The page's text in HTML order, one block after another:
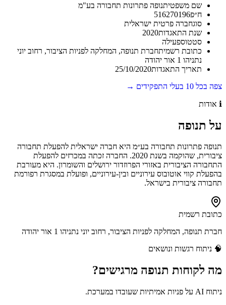
שם משפטיתנופה פתרונות תחבורה בע"מ
ח״פ516270196
סוגחברה פרטית ישראלית
שנת התאגדות2020
סטטוספעילה
כתובת רשמיתחברת תנופה, המחלקה לפניות הציבור, רחוב יוני
נתניהו 1 אור יהודה
תאריך התאגדות25/10/2020
צפה בכל 10 בעלי התפקידים →
ℹ️ אודות
על תנופה
תנופה פתרונות תחבורה בע״מ היא חברה ישראלית להפעלת תחבורה
ציבורית, שהוקמה בשנת 2020. החברה זכתה במכרזים להפעלת
התחבורה הציבורית באזורי הפרוזדור ירושלים והשומרון. היא מעורבת
בהפעלת קווי אוטובוס עירוניים ובין-עירוניים, ופועלת במסגרת רפורמת
תחבורה ציבורית בישראל.
כתובת רשמית
חברת תנופה, המחלקה לפניות הציבור, רחוב יוני נתניהו 1 אור יהודה
🧠 ניתוח רגשות ונושאים
מה לקוחות תנופה מרגישים?
ניתוח AI על פניות אמיתיות שעובדו במערכת.